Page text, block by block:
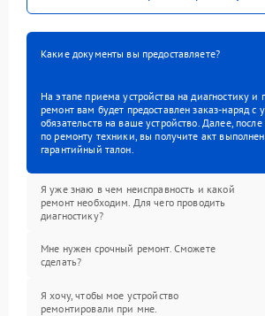
Какие документы вы предоставляете?
На этапе приема устройства на диагностику
ремонт вам будет предоставлен заказ-наряд с
обязательств на ваше устройство. Далее,
по ремонту техники, вы получите акт
гарантийный талон.
Я уже знаю в чем неисправность и какой
ремонт необходим. Для чего проводить
диагностику?
Мне нужен срочный ремонт. Сможете
сделать?
Я хочу, чтобы мое устройство
ремонтировали при мне.